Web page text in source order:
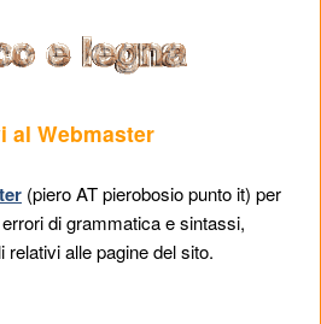
al Webmaster
(piero AT pierobosio punto it) per
di grammatica e sintassi,
alle pagine del sito.